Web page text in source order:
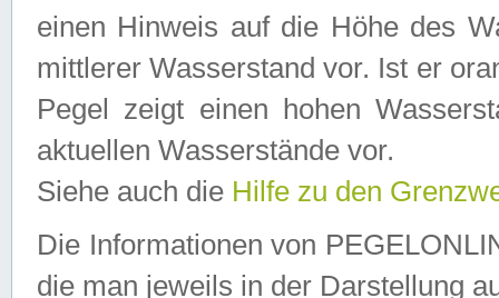
einen Hinweis auf die Höhe des
mittlerer Wasserstand vor. Ist er
Pegel zeigt einen hohen
aktuellen Wasserstände vor.
Siehe auch die Hilfe zu den
Die Informationen von
die man jeweils in der Darstellung